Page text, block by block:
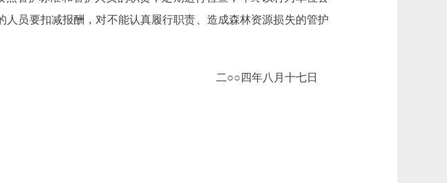
员要扣减报酬，对不能认真履行职责、造成森林资源损失的管护
二○○四年八月十七日